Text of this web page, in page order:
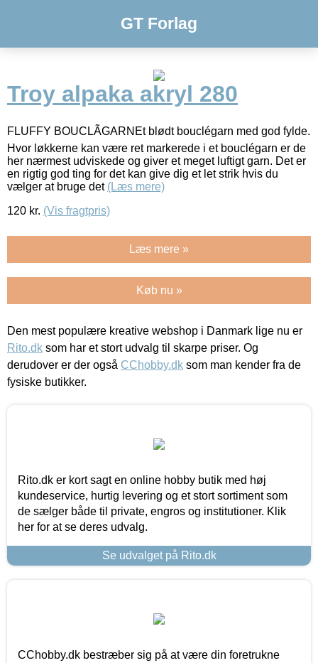
GT Forlag
Troy alpaka akryl 280
FLUFFY BOUCLÃGARNEt blødt bouclégarn med god fylde.
Hvor løkkerne kan være ret markerede i et bouclégarn er de
her nærmest udviskede og giver et meget luftigt garn. Det er
en rigtig god ting for det kan give dig et let strik hvis du
vælger at bruge det (Læs mere)
120 kr. (Vis fragtpris)
Læs mere »
Køb nu »
Den mest populære kreative webshop i Danmark lige nu er
Rito.dk som har et stort udvalg til skarpe priser. Og
derudover er der også CChobby.dk som man kender fra de
fysiske butikker.
Rito.dk er kort sagt en online hobby butik med høj
kundeservice, hurtig levering og et stort sortiment som
de sælger både til private, engros og institutioner. Klik
her for at se deres udvalg.
Se udvalget på Rito.dk
CChobby.dk bestræber sig på at være din foretrukne